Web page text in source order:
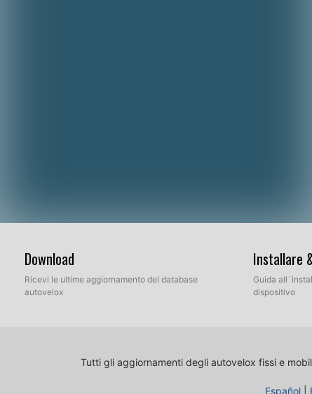
Download
Ricevi le ultime aggiornamento del database
autovelox
Installare
Guida
dispositivo
Tutti gli aggiornamenti degli autovelox fissi e
Español